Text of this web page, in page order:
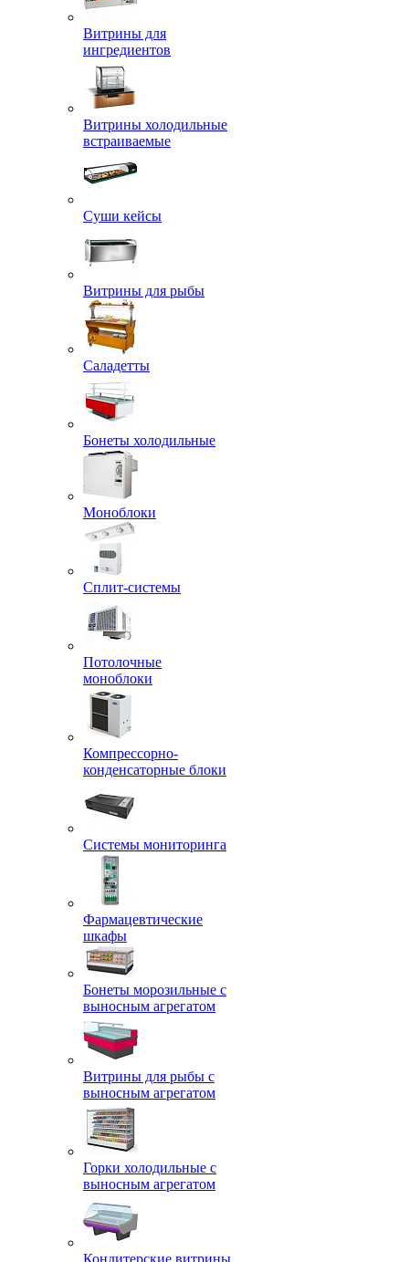
Витрины для
ингредиентов
Витрины холодильные
встраиваемые
Суши кейсы
Витрины для рыбы
Саладетты
Бонеты холодильные
Моноблоки
Сплит-системы
Потолочные
моноблоки
Компрессорно-
конденсаторные блоки
Системы мониторинга
Фармацевтические
шкафы
Бонеты морозильные с
выносным агрегатом
Витрины для рыбы с
выносным агрегатом
Горки холодильные с
выносным агрегатом
Кондитерские витрины